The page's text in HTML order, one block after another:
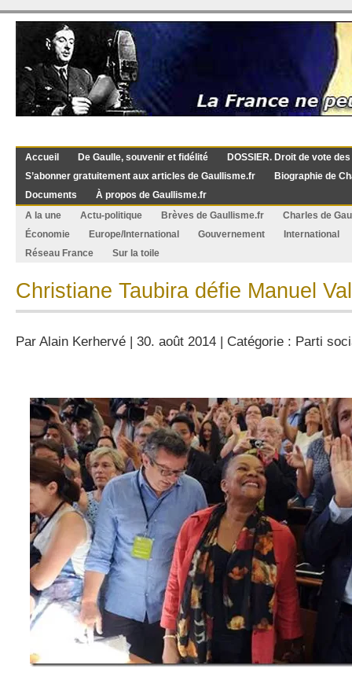
Accueil De Gaulle, souvenir et fidélité
DOSSIER. Droit de vote
S’abonner gratuitement aux articles de Gaullisme.fr
Biographie de
Documents
À propos de Gaullisme.fr
A la une
Actu-politique Brèves de Gaullisme.fr
Charles de
Économie
Europe/International Gouvernement
International
Réseau France
Sur la toile
Christiane Taubira défie Manuel
Par Alain Kerhervé | 30. août 2014 | Catégorie : Parti